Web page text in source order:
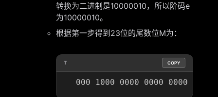
转换为二进制是10000010，所以阶码e
为10000010。
根据第一步得到23位的尾数位M为：
T COPY